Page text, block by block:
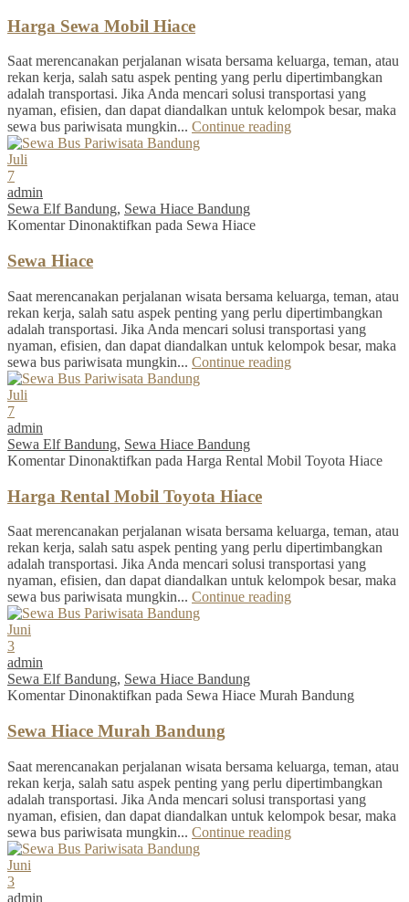
Harga Sewa Mobil Hiace
Saat merencanakan perjalanan wisata bersama keluarga, teman, atau
rekan kerja, salah satu aspek penting yang perlu dipertimbangkan
adalah transportasi. Jika Anda mencari solusi transportasi yang
nyaman, efisien, dan dapat diandalkan untuk kelompok besar, maka
sewa bus pariwisata mungkin... Continue reading
Juli
7
admin
Sewa Elf Bandung, Sewa Hiace Bandung
Komentar Dinonaktifkan pada Sewa Hiace
Sewa Hiace
Saat merencanakan perjalanan wisata bersama keluarga, teman, atau
rekan kerja, salah satu aspek penting yang perlu dipertimbangkan
adalah transportasi. Jika Anda mencari solusi transportasi yang
nyaman, efisien, dan dapat diandalkan untuk kelompok besar, maka
sewa bus pariwisata mungkin... Continue reading
Juli
7
admin
Sewa Elf Bandung, Sewa Hiace Bandung
Komentar Dinonaktifkan pada Harga Rental Mobil Toyota Hiace
Harga Rental Mobil Toyota Hiace
Saat merencanakan perjalanan wisata bersama keluarga, teman, atau
rekan kerja, salah satu aspek penting yang perlu dipertimbangkan
adalah transportasi. Jika Anda mencari solusi transportasi yang
nyaman, efisien, dan dapat diandalkan untuk kelompok besar, maka
sewa bus pariwisata mungkin... Continue reading
Juni
3
admin
Sewa Elf Bandung, Sewa Hiace Bandung
Komentar Dinonaktifkan pada Sewa Hiace Murah Bandung
Sewa Hiace Murah Bandung
Saat merencanakan perjalanan wisata bersama keluarga, teman, atau
rekan kerja, salah satu aspek penting yang perlu dipertimbangkan
adalah transportasi. Jika Anda mencari solusi transportasi yang
nyaman, efisien, dan dapat diandalkan untuk kelompok besar, maka
sewa bus pariwisata mungkin... Continue reading
Juni
3
admin